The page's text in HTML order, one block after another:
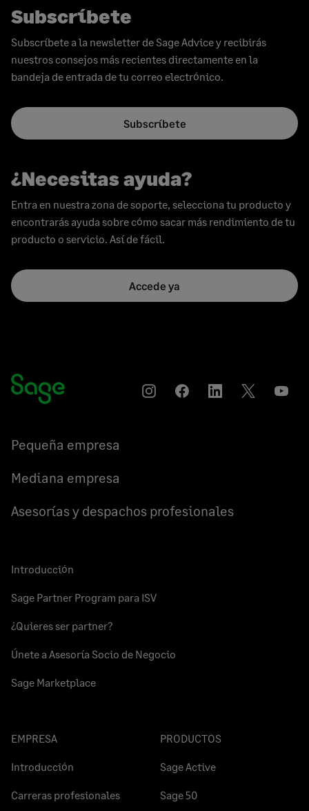
Subscríbete
Subscríbete a la newsletter de Sage Advice y recibirás
nuestros consejos más recientes directamente en la
bandeja de entrada de tu correo electrónico.
Subscríbete
¿Necesitas ayuda?
Entra en nuestra zona de soporte, selecciona tu producto y
encontrarás ayuda sobre cómo sacar más rendimiento de tu
producto o servicio. Así de fácil.
Accede ya
InstagramCompartirCompartirCompartir
Pequeña empresa
Mediana empresa
Asesorías y despachos profesionales
Introducción
Sage Partner Program para ISV
¿Quieres ser partner?
Únete a Asesoría Socio de Negocio
Sage Marketplace
EMPRESA
Introducción
Carreras profesionales
PRODUCTOS
Sage Active
Sage 50